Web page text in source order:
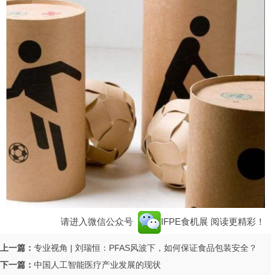
请进入微信公众号 IFPE食机展 阅读更精彩！
上一篇： 专业视角 | 刘瑞恒：PFAS风波下，如何保证食品包装安全？
下一篇： 中国人工智能医疗产业发展的现状